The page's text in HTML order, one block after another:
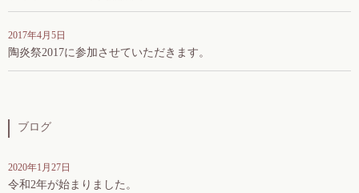
2017年4月5日
陶炎祭2017に参加させていただきます。
ブログ
2020年1月27日
令和2年が始まりました。